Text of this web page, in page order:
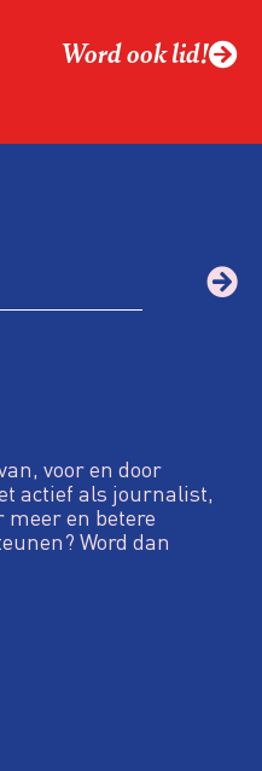
Word ook lid!
voor en door
actief als journalist,
meer en betere
Word dan